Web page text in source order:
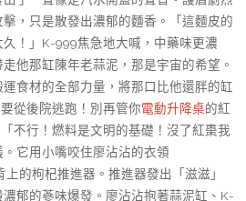
，只是散發出濃郁的麵香。「這麵皮的
！」K-999焦急地大喊，中藥味更濃
他那缸陳年老蒜泥，那是宇宙的希望。
食材的全部力量，將那口比他還胖的缸
從後院逃跑！別再管你電動升降桌的紅
不行！燃料是文明的基礎！沒了紅棗我
它用小嘴咬住廖沾沾的衣領
上的枸杞推進器。推進器發出「滋滋」
郁的蔘味爆發。廖沾沾抱著蒜泥缸、K-